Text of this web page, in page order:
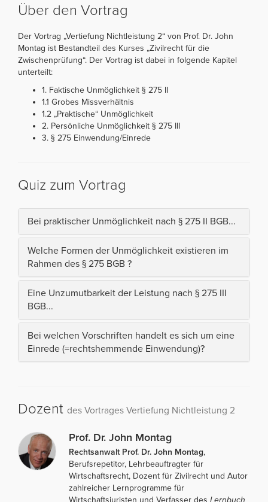
Über den Vortrag
Der Vortrag „Vertiefung Nichtleistung 2“ von Prof. Dr. John
Montag ist Bestandteil des Kurses „Zivilrecht für die
Zwischenprüfung“. Der Vortrag ist dabei in folgende Kapitel
unterteilt:
1. Faktische Unmöglichkeit § 275 II
1.1 Grobes Missverhältnis
1.2 „Praktische“ Unmöglichkeit
2. Persönliche Unmöglichkeit § 275 III
3. § 275 Einwendung/Einrede
Quiz zum Vortrag
Bei praktischer Unmöglichkeit nach § 275 II BGB...
Welche Formen der Unmöglichkeit existieren im
Rahmen des § 275 BGB ?
Eine Unzumutbarkeit der Leistung nach § 275 III
BGB...
Bei welchen Vorschriften handelt es sich um eine
Einrede (=rechtshemmende Einwendung)?
Dozent des Vortrages Vertiefung Nichtleistung 2
Prof. Dr. John Montag
Rechtsanwalt Prof. Dr. John Montag,
Berufsrepetitor, Lehrbeauftragter für
Wirtschaftsrecht, Dozent für Zivilrecht und Autor
zahlreicher Lernprogramme für